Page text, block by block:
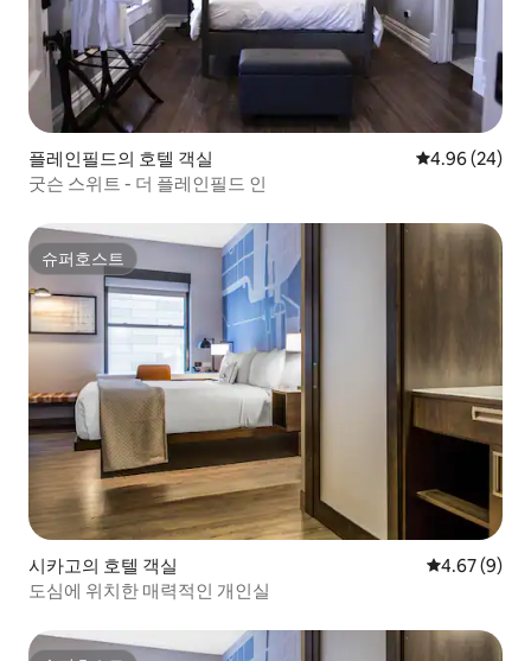
플레인필드의 호텔 객실 평점 4.96점(5
4.96 (24)
굿슨 스위트 - 더 플레인필드 인
슈퍼호스트
슈퍼호스트
시카고의 호텔 객실 평점 4.67점
4.67 (9)
도심에 위치한 매력적인 개인실